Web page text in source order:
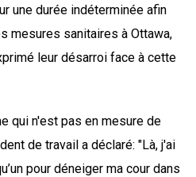
une durée indéterminée afin
mesures sanitaires à Ottawa,
leur désarroi face à cette
qui n'est pas en mesure de
de travail a déclaré: "Là, j'ai
pour déneiger ma cour dans